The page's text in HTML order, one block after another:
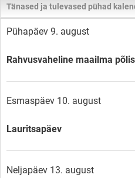
Tänased ja tulevased pühad
Pühapäev 9. august
Rahvusvaheline maailma
Esmaspäev 10. august
Lauritsapäev
Neljapäev 13. august